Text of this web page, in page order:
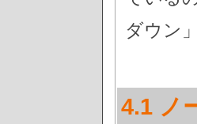
ダウン
4.1 ノ